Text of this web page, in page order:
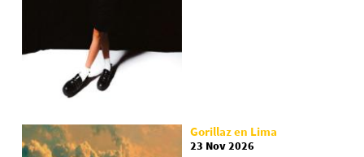
Gorillaz en Lima
23 Nov 2026